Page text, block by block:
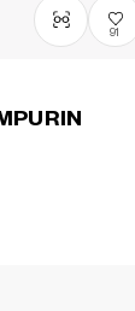
91